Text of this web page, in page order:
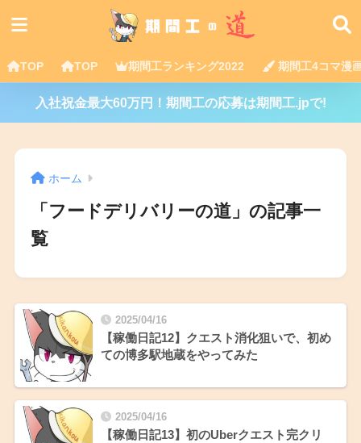
TOP TOP 期間工ランキング2022 期間工4コマ漫
入社祝金最大60万円！期間工の応募は期間工.jpで!
ホーム
「フードデリバリーの道」の記事一
覧
2025/04/16
【稼働日記12】クエスト消化狙いで、初め
ての博多駅地蔵をやってみた
2025/04/16
【稼働日記13】初のUberクエスト完クリ